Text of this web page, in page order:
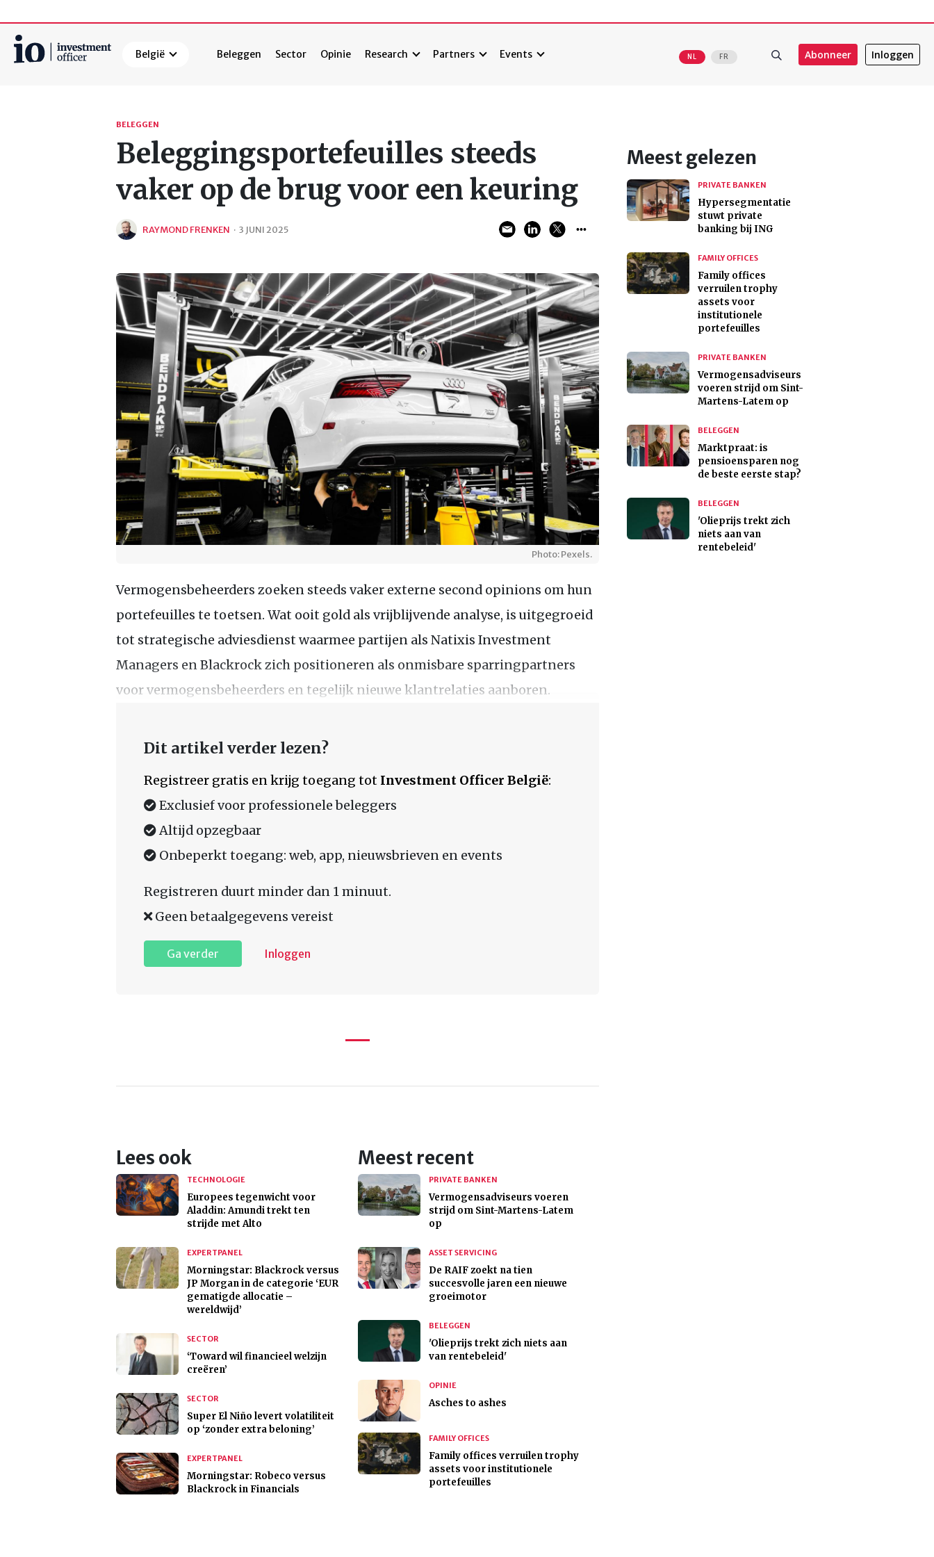
België Beleggen Sector Opinie Research Partners Events NL FR Abonneer Inloggen
BELEGGEN
Beleggingsportefeuilles steeds
vaker op de brug voor een keuring
RAYMOND FRENKEN · 3 JUNI 2025
Photo: Pexels.
Vermogensbeheerders zoeken steeds vaker externe second opinions om hun
portefeuilles te toetsen. Wat ooit gold als vrijblijvende analyse, is uitgegroeid
tot strategische adviesdienst waarmee partijen als Natixis Investment
Managers en Blackrock zich positioneren als onmisbare sparringpartners
voor vermogensbeheerders en tegelijk nieuwe klantrelaties aanboren.
Dit artikel verder lezen?
Registreer gratis en krijg toegang tot Investment Officer België:
Exclusief voor professionele beleggers
Altijd opzegbaar
Onbeperkt toegang: web, app, nieuwsbrieven en events
Registreren duurt minder dan 1 minuut.
Geen betaalgegevens vereist
Ga verder Inloggen
Lees ook
TECHNOLOGIE
Europees tegenwicht voor
Aladdin: Amundi trekt ten
strijde met Alto
EXPERTPANEL
Morningstar: Blackrock versus
JP Morgan in de categorie ‘EUR
gematigde allocatie –
wereldwijd’
SECTOR
‘Toward wil financieel welzijn
creëren’
SECTOR
Super El Niño levert volatiliteit
op ‘zonder extra beloning’
EXPERTPANEL
Morningstar: Robeco versus
Blackrock in Financials
Meest recent
PRIVATE BANKEN
Vermogensadviseurs voeren
strijd om Sint-Martens-Latem
op
ASSET SERVICING
De RAIF zoekt na tien
succesvolle jaren een nieuwe
groeimotor
BELEGGEN
'Olieprijs trekt zich niets aan
van rentebeleid'
OPINIE
Asches to ashes
FAMILY OFFICES
Family offices verruilen trophy
assets voor institutionele
portefeuilles
Meest gelezen
PRIVATE BANKEN
Hypersegmentatie
stuwt private
banking bij ING
FAMILY OFFICES
Family offices
verruilen trophy
assets voor
institutionele
portefeuilles
PRIVATE BANKEN
Vermogensadviseurs
voeren strijd om Sint-
Martens-Latem op
BELEGGEN
Marktpraat: is
pensioensparen nog
de beste eerste stap?
BELEGGEN
'Olieprijs trekt zich
niets aan van
rentebeleid'